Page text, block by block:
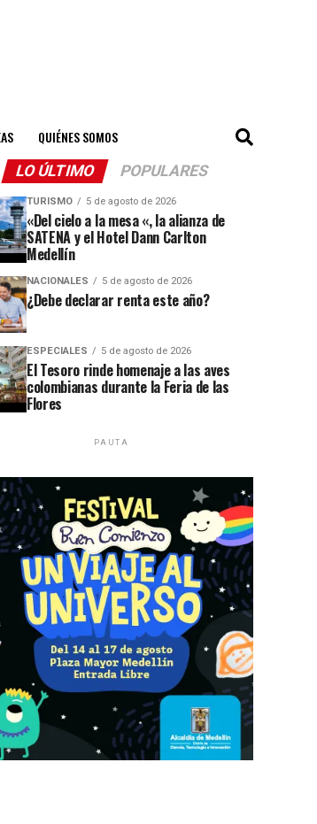
QUIÉNES SOMOS
LO ÚLTIMO POPULARES
TURISMO 5 de agosto de 2026
«Del cielo a la mesa «, la alianza de
SATENA y el Hotel Dann Carlton
Medellín
NACIONALES 5 de agosto de 2026
¿Debe declarar renta este año?
ESPECIALES 5 de agosto de 2026
El Tesoro rinde homenaje a las aves
colombianas durante la Feria de las
Flores
PAUTA